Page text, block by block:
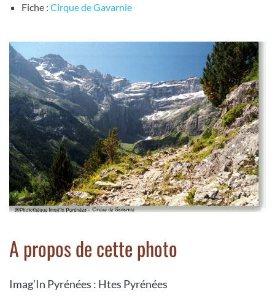
Fiche : Cirque de Gavarnie
A propos de cette photo
Imag’In Pyrénées : Htes Pyrénées